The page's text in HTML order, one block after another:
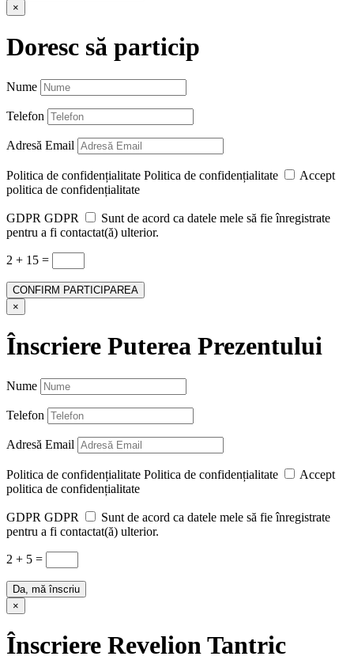
×
Doresc să particip
Nume
Telefon
Adresă Email
Politica de confidențialitate Politica de confidențialitate
Accept
politica de confidențialitate
GDPR GDPR
Sunt de acord ca datele mele să fie înregistrate
pentru a fi contactat(ă) ulterior.
2 + 15 =
CONFIRM PARTICIPAREA
×
Înscriere Puterea Prezentului
Nume
Telefon
Adresă Email
Politica de confidențialitate Politica de confidențialitate
Accept
politica de confidențialitate
GDPR GDPR
Sunt de acord ca datele mele să fie înregistrate
pentru a fi contactat(ă) ulterior.
2 + 5 =
Da, mă înscriu
×
Înscriere Revelion Tantric